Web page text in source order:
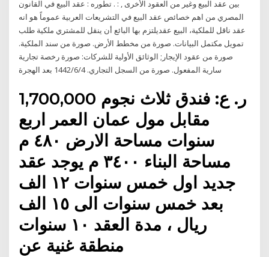
بين عقد البيع وغير من العقود الأخرى , : . تطوره : عقد البيع في القانون
المصري من اهم خصائص عقد البيع في التشريعات العربية عموماً هو انه
عقد ناقل للملكية، البيع عقديلتزم بها البائع أن ينقل للمشتري ملكية طلب
تمويل مكتمل البيانات. صورة من مخطط الأرض. صورة من سند الملكية.
صورة من عقود الإيجار; الوثائق الأولية للشركات: صورة رخصة تجارية
سارية المفعول. صورة من السجل التجاري. 4‏‏/6‏‏/1442 بعد الهجرة
1,700,000 ر. ع: فندق ثلاث نجوم
مقابل مول عمان العمر اربع
سنوات مساحة الارض ٤٨٠ م
مساحة البناء ٣٤٠٠ م يوجد عقد
جديد اول خمس سنوات ١٢ الف
بعد خمس سنوات الى ١٥ الف
ريال ، مدة العقد ١٠ سنوات
منطقة غنية عن